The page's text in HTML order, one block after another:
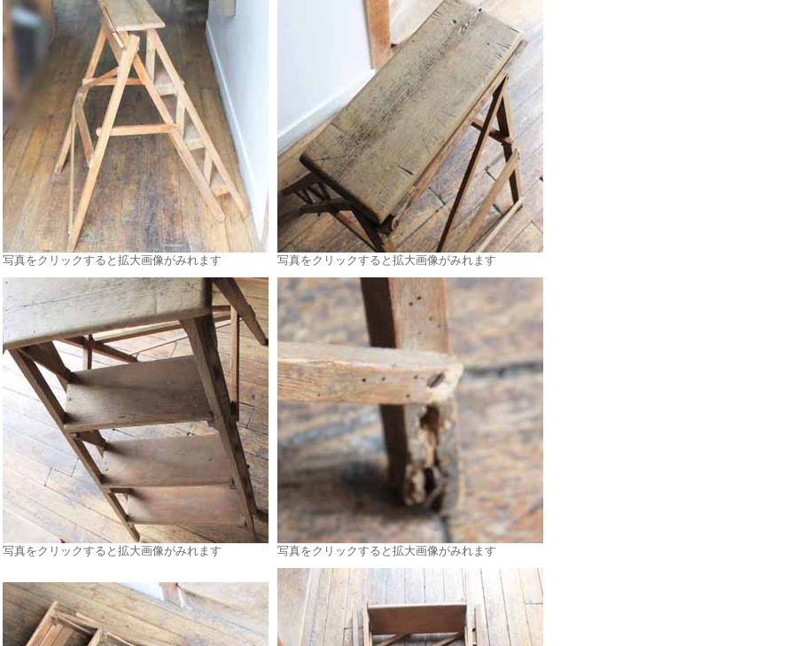
写真をクリックすると拡大画像がみれます 写真をクリックすると拡大画像がみれます
写真をクリックすると拡大画像がみれます 写真をクリックすると拡大画像がみれます